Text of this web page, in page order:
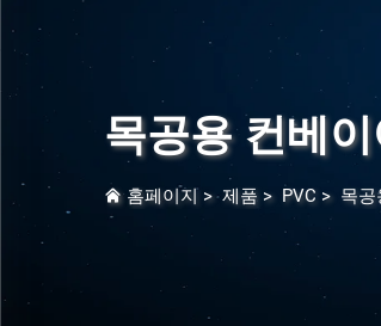
목공용 컨베
홈페이지 >제품 > PVC > 목공